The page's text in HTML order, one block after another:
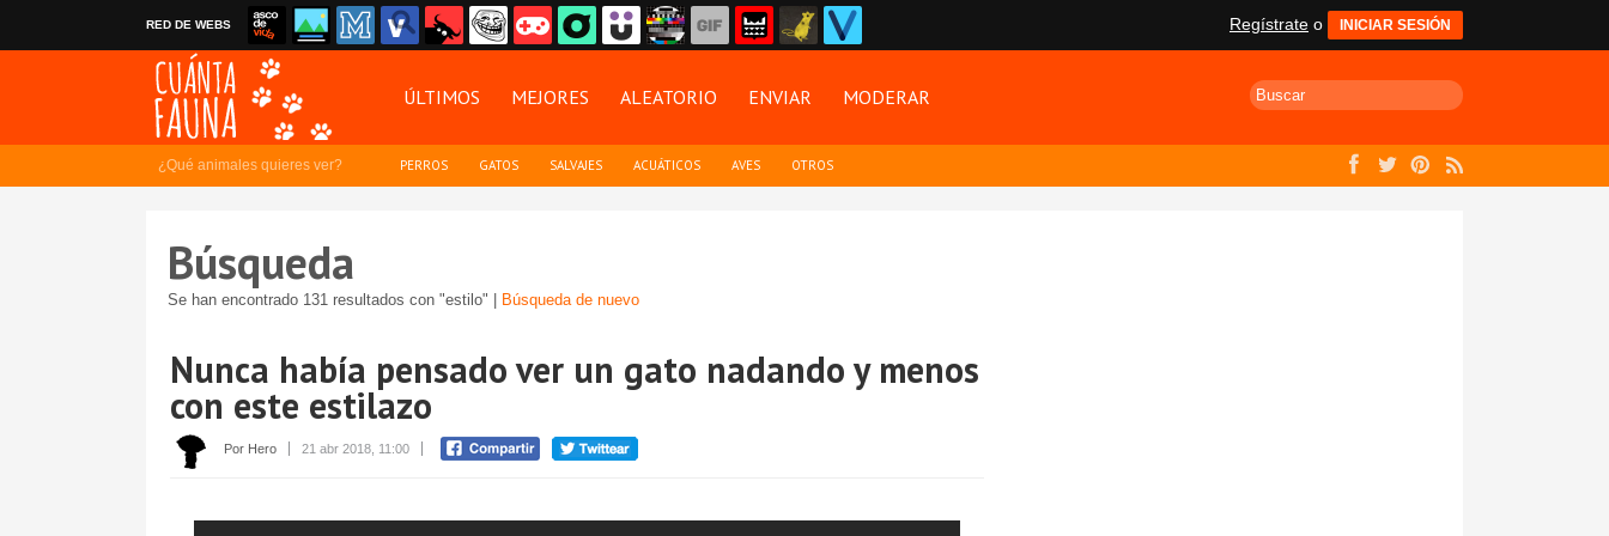
RED DE WEBS Regístrate o INICIAR SESIÓN
ÚLTIMOS MEJORES ALEATORIO ENVIAR MODERAR
¿Qué animales quieres ver? PERROS GATOS SALVAJES ACUÁTICOS AVES OTROS
Búsqueda
Se han encontrado 131 resultados con "estilo" | Búsqueda de nuevo
Nunca había pensado ver un gato nadando y menos
con este estilazo
Por Hero 21 abr 2018, 11:00